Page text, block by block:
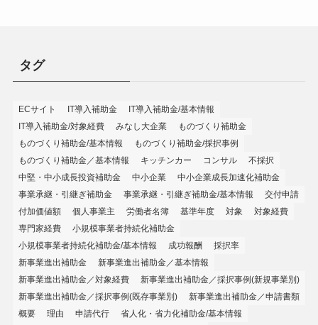
タグ
ECサイト IT導入補助金
IT導入補助金/基本情報
IT導入補助金/対象経費
みなし大企業
ものづくり補助金
ものづくり補助金/基本情報
ものづくり補助金/採択事例
ものづくり補助金／基本情報
キッチンカー コンサル
不採択
中堅・中小成長投資補助金
中小企業
中小企業成長加速化補助金
事業承継・引継ぎ補助金
事業承継・引継ぎ補助金/基本情報
交付申請
付加価値額
個人事業主 労働者名簿 基準年度 対象
対象経費
専門家経費
小規模事業者持続化補助金
小規模事業者持続化補助金/基本情報
成功報酬
採択率
新事業進出補助金
新事業進出補助金／基本情報
新事業進出補助金／対象経費
新事業進出補助金／採択事例(新規事業別)
新事業進出補助金／採択事例(既存事業別)
新事業進出補助金／申請書類
概要
理由 申請代行
省人化・省力化補助金/基本情報